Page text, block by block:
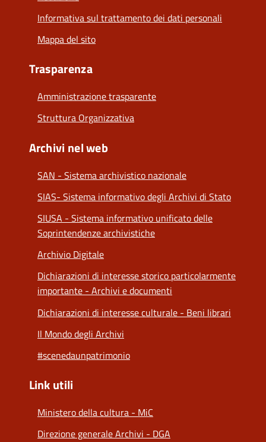
Informativa sul trattamento dei dati personali
Mappa del sito
Trasparenza
Amministrazione trasparente
Struttura Organizzativa
Archivi nel web
SAN - Sistema archivistico nazionale
SIAS- Sistema informativo degli Archivi di Stato
SIUSA - Sistema informativo unificato delle
Soprintendenze archivistiche
Archivio Digitale
Dichiarazioni di interesse storico particolarmente
importante - Archivi e documenti
Dichiarazioni di interesse culturale - Beni librari
Il Mondo degli Archivi
#scenedaunpatrimonio
Link utili
Ministero della cultura - MiC
Direzione generale Archivi - DGA